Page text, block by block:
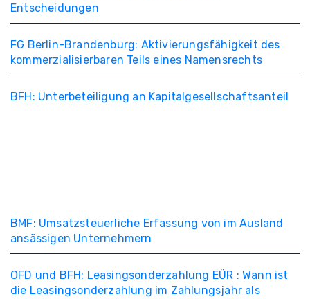
Entscheidungen
FG Berlin-Brandenburg: Aktivierungsfähigkeit des
kommerzialisierbaren Teils eines Namensrechts
BFH: Unterbeteiligung an Kapitalgesellschaftsanteil
BMF: Umsatzsteuerliche Erfassung von im Ausland
ansässigen Unternehmern
OFD und BFH: Leasingsonderzahlung EÜR : Wann ist
die Leasingsonderzahlung im Zahlungsjahr als